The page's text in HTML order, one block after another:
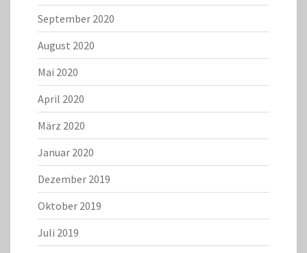
September 2020
August 2020
Mai 2020
April 2020
März 2020
Januar 2020
Dezember 2019
Oktober 2019
Juli 2019